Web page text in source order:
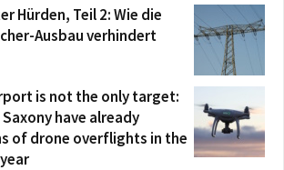
Hürden, Teil 2: Wie die
Ausbau verhindert
is not the only target:
have already
of drone overflights in the